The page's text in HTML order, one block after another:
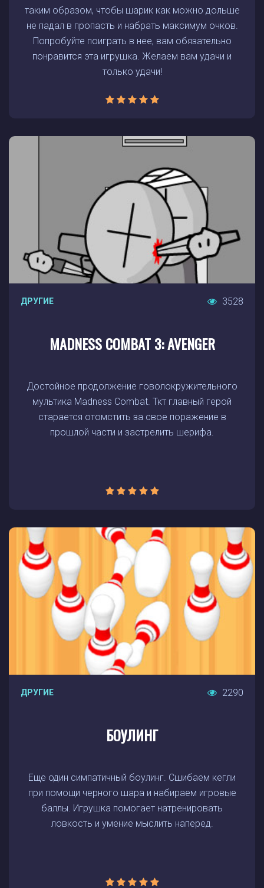
таким образом, чтобы шарик как можно дольше
не падал в пропасть и набрать максимум очков.
Попробуйте поиграть в нее, вам обязательно
понравится эта игрушка. Желаем вам удачи и
только удачи!
ДРУГИЕ 3528
MADNESS COMBAT 3: AVENGER
Достойное продолжение говолокружительного
мультика Madness Combat. Ткт главный герой
старается отомстить за свое поражение в
прошлой части и застрелить шерифа.
ДРУГИЕ 2290
БОУЛИНГ
Еще один симпатичный боулинг. Сшибаем кегли
при помощи черного шара и набираем игровые
баллы. Игрушка помогает натренировать
ловкость и умение мыслить наперед.